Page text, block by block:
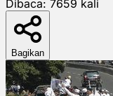
Dibaca: 7659 kali
Bagikan